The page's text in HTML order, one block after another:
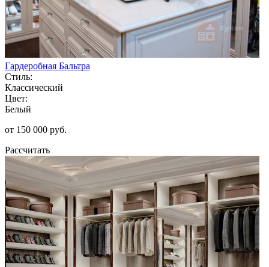
Гардеробная Бальтра
Стиль:
Классический
Цвет:
Белый
от 150 000 руб.
Рассчитать